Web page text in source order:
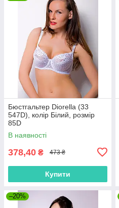
Бюстгальтер Diorella (33
547D), колір Білий, розмір
85D
В наявності
378,40 ₴ 473 ₴
Купити
–20%